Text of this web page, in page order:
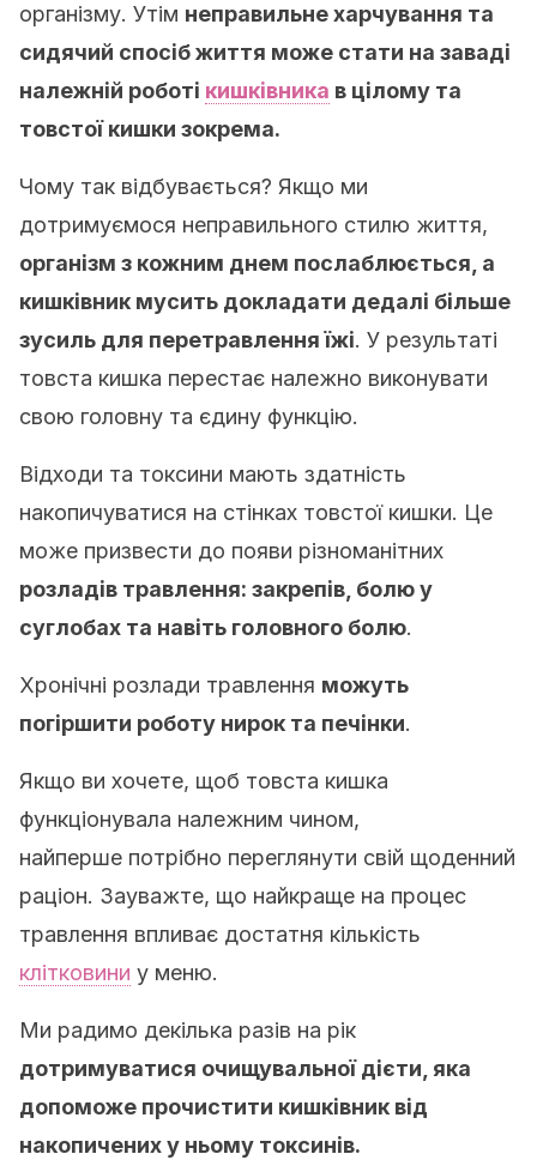
організму. Утім неправильне харчування та
сидячий спосіб життя може стати на заваді
належній роботі кишківника в цілому та
товстої кишки зокрема.
Чому так відбувається? Якщо ми
дотримуємося неправильного стилю життя,
організм з кожним днем послаблюється, а
кишківник мусить докладати дедалі більше
зусиль для перетравлення їжі. У результаті
товста кишка перестає належно виконувати
свою головну та єдину функцію.
Відходи та токсини мають здатність
накопичуватися на стінках товстої кишки. Це
може призвести до появи різноманітних
розладів травлення: закрепів, болю у
суглобах та навіть головного болю.
Хронічні розлади травлення можуть
погіршити роботу нирок та печінки.
Якщо ви хочете, щоб товста кишка
функціонувала належним чином,
найперше потрібно переглянути свій щоденний
раціон. Зауважте, що найкраще на процес
травлення впливає достатня кількість
клітковини у меню.
Ми радимо декілька разів на рік
дотримуватися очищувальної дієти, яка
допоможе прочистити кишківник від
накопичених у ньому токсинів.